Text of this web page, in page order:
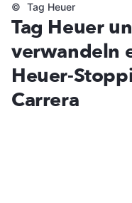
Tag Heuer
verwandeln
Heuer-
Carrera
© Tag Heuer